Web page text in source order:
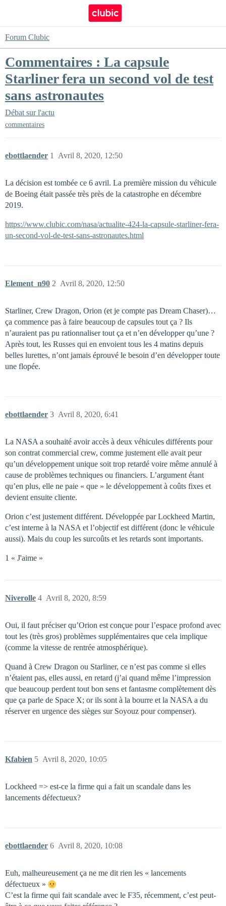
Forum Clubic
Commentaires : La capsule
Starliner fera un second vol de test
sans astronautes
Débat sur l'actu
commentaires
ebottlaender Avril 8, 2020, 12:50
1
La décision est tombée ce 6 avril. La première mission du véhicule
de Boeing était passée très près de la catastrophe en décembre
2019.
https://www.clubic.com/nasa/actualite-424-la-capsule-starliner-fera-
un-second-vol-de-test-sans-astronautes.html
Element_n90 Avril 8, 2020, 12:50
2
Starliner, Crew Dragon, Orion (et je compte pas Dream Chaser)…
ça commence pas à faire beaucoup de capsules tout ça ? Ils
n’auraient pas pu rationnaliser tout ça et n’en développer qu’une ?
Après tout, les Russes qui en envoient tous les 4 matins depuis
belles lurettes, n’ont jamais éprouvé le besoin d’en développer toute
une flopée.
ebottlaender Avril 8, 2020, 6:41
3
La NASA a souhaité avoir accès à deux véhicules différents pour
son contrat commercial crew, comme justement elle avait peur
qu’un développement unique soit trop retardé voire même annulé à
cause de problèmes techniques ou financiers. L’argument étant
qu’en plus, elle ne paie « que » le développement à coûts fixes et
devient ensuite cliente.
Orion c’est justement différent. Développée par Lockheed Martin,
c’est interne à la NASA et l’objectif est différent (donc le véhicule
aussi). Mais du coup les surcoûts et les retards sont importants.
1 « J'aime »
Niverolle Avril 8, 2020, 8:59
4
Oui, il faut préciser qu’Orion est conçue pour l’espace profond avec
tout les (très gros) problèmes supplémentaires que cela implique
(comme la vitesse de rentrée atmosphérique).
Quand à Crew Dragon ou Starliner, ce n’est pas comme si elles
n’étaient pas, elles aussi, en retard (j’ai quand même l’impression
que beaucoup perdent tout bon sens et fantasme complètement dès
que ça parle de Space X; or ils sont à la bourre et la NASA a du
réserver en urgence des sièges sur Soyouz pour compenser).
Kfabien Avril 8, 2020, 10:05
5
Lockheed => est-ce la firme qui a fait un scandale dans les
lancements défectueux?
ebottlaender Avril 8, 2020, 10:08
6
Euh, malheureusement ça ne me dit rien les « lancements
défectueux »
C’est la firme qui fait scandale avec le F35, récemment, c’est peut-